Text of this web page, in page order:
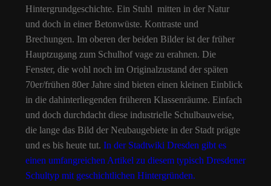
Hintergrundgeschichte. Ein Stuhl mitten in der Natur
und doch in einer Betonwüste. Kontraste und
Brechungen. Im oberen der beiden Bilder ist der früher
Hauptzugang zum Schulhof vage zu erahnen. Die
Fenster, die wohl noch im Originalzustand der späten
70er/frühen 80er Jahre sind bieten einen kleinen Einblick
in die dahinterliegenden früheren Klassenräume. Einfach
und doch durchdacht diese industrielle Schulbauweise,
die lange das Bild der Neubaugebiete in der Stadt prägte
und es bis heute tut. In der Stadtwiki Dresden gibt es
einen umfangreichen Artikel zu diesem typisch Dresdener
Schultyp mit geschichtlichen Hintergründen.